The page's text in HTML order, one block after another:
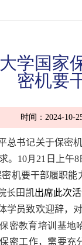
学国家
密机要
时间：2024-10-
总书记关于保密
。 10月 21 日上午8
机要干部履职能
长田凯出席此次
学员致欢迎辞，
密教育培训基地
密工作，需要